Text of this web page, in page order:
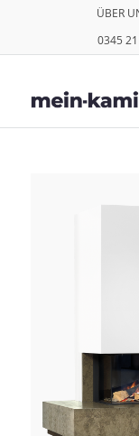
ÜBER
0345